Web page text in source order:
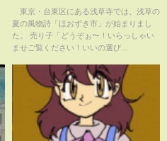
東京・台東区にある浅草寺では、浅草の
夏の風物詩「ほおずき市」が始まりまし
た。 売り子「どうぞぉ〜！いらっしゃい
ませご覧ください！いいの選び...